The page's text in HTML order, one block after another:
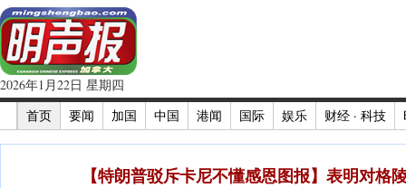
2026年1月22日 星期四
首页
要闻 加国 中国 港闻 国际 娱乐 财经 · 科技
【特朗普驳斥卡尼不懂感恩图报】表明对格